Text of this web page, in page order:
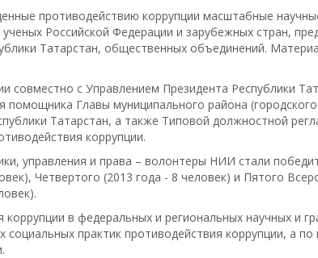
противодействию коррупции масштабные
Российской Федерации и зарубежных стран,
Татарстан, общественных объединений.
совместно с Управлением Президента Республики
Главы муниципального района
Татарстан, а также Типовой должностной
коррупции.
управления и права – волонтеры НИИ стали
Четвертого (2013 года - 8 человек) и Пятого
в федеральных и региональных научных и
практик противодействия коррупции, а